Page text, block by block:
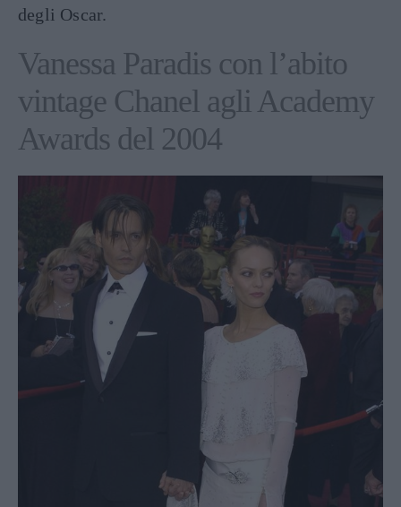
degli Oscar.
Vanessa Paradis con l’abito
vintage Chanel agli Academy
Awards del 2004